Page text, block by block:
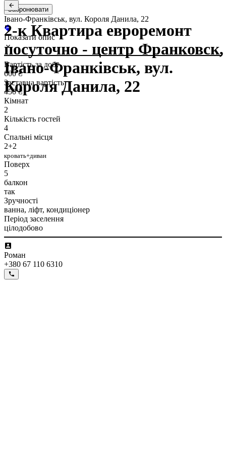
2-к Квартира евроремонт
посуточно - центр Франковск,
Івано-Франківськ, вул.
Короля Данила, 22
Забронювати
Івано-Франківськ, вул. Короля Данила, 22
Показати опис
Вартість за добу
600 ₴
Заставна вартість
450 ₴
Кімнат
2
Кількість гостей
4
Спальні місця
2+2
кровать+диван
Поверх
5
балкон
так
Зручності
ванна, ліфт, кондиціонер
Період заселення
цілодобово
Роман
+380 67 110 6310